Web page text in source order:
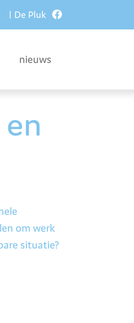
| De Pluk
nieuws
om werk
situatie?